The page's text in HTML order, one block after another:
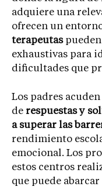
adquiere una
ofrecen un
terapeutaspueden
exhaustivas para
dificultades que
Los padres
de respuestas y
a superar las
rendimiento
emocional. Los
estos centros
que puede